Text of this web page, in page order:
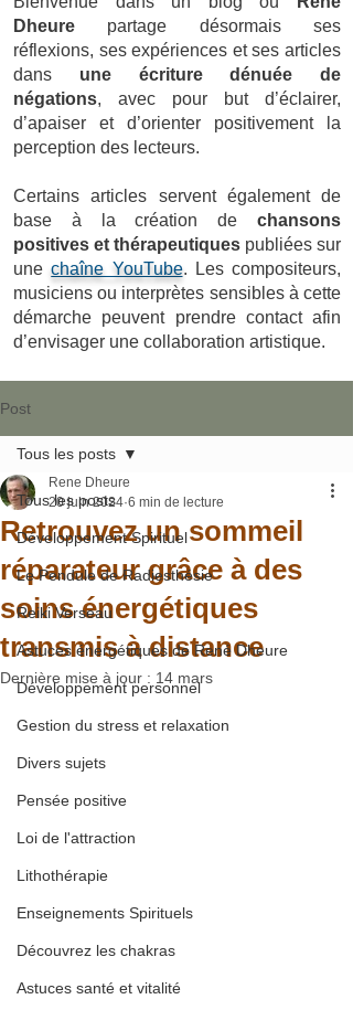
Dheure partage désormais ses
réflexions, ses expériences et ses articles
dans une écriture dénuée de
négations, avec pour but d’éclairer,
d’apaiser et d’orienter positivement la
perception des lecteurs.
Certains articles servent également de
base à la création de chansons
positives et thérapeutiques publiées sur
unechaîne YouTube. Les compositeurs,
musiciens ou interprètes sensibles à cette
démarche peuvent prendre contact afin
d’envisager une collaboration artistique.
Post
Tous les posts
Développement Spirituel
Le Pendule de Radiesthésie
Reiki Verseau
Astuces énergétiques de René Dheure
Développement personnel
Gestion du stress et relaxation
Divers sujets
Pensée positive
Loi de l'attraction
Lithothérapie
Enseignements Spirituels
Découvrez les chakras
Astuces santé et vitalité
Tous les posts
Retrouvez un sommeil
réparateur grâce à des
soins énergétiques
transmis à distance
Rene Dheure
20 juin 2024 6 min de lecture
Dernière mise à jour : 14 mars